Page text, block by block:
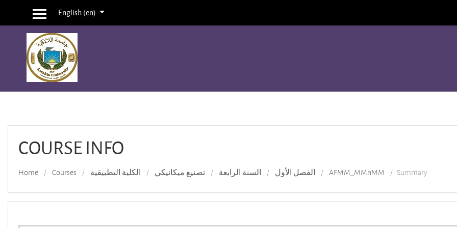
Skip to main content
Side panelEnglish ‎(en)‎
COURSE INFO
Home Courses الكلية التطبيقية تصنيع ميكانيكي السنة الرابعة الفصل الأول AFMM_MMnMM Summary